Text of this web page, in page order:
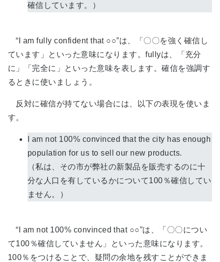
確信しています。）
“I am fully confident that ○○”は、「〇〇を強く確信し
ています」といった意味になります。fullyは、「充分
に」「完全に」といった意味を表します。確信を強調す
るときに使いましょう。
反対に確信が持てない場合には、以下の表現を使いま
す。
I am not 100% convinced that the city has enough
population for us to sell our new products.
（私は、その市が弊社の新製品を販売するのに十
分な人口を有しているかについて100％確信してい
ません。）
“I am not 100% convinced that ○○”は、「〇〇につい
て100％確信していません」といった意味になります。
100％をつけることで、疑問の余地を残すことができま